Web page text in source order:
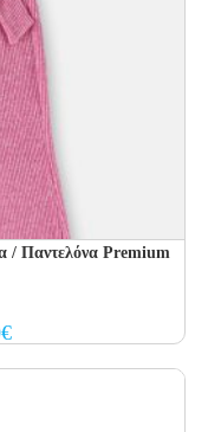
/ Παντελόνα Premium
€Current
price